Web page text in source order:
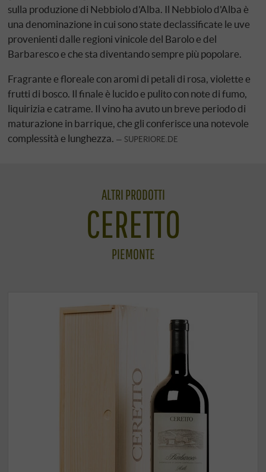
sulla produzione di Nebbiolo d'Alba. Il Nebbiolo d'Alba è
una denominazione in cui sono state declassificate le uve
provenienti dalle regioni vinicole del Barolo e del
Barbaresco e che sta diventando sempre più popolare.
Fragrante e floreale con aromi di petali di rosa, violette e
frutti di bosco. Il finale è lucido e pulito con note di fumo,
liquirizia e catrame. Il vino ha avuto un breve periodo di
maturazione in barrique, che gli conferisce una notevole
complessità e lunghezza.
SUPERIORE.DE
ALTRI PRODOTTI
CERETTO
PIEMONTE